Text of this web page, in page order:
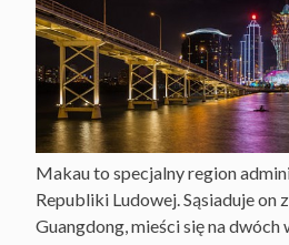
Makau to specjalny region
Republiki Ludowej. Sąsiaduje on
Guangdong, mieści się na dwóch